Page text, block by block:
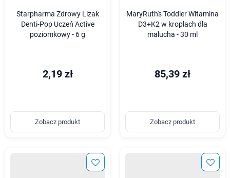
Starpharma Zdrowy Lizak
Denti-Pop Uczeń Active
poziomkowy - 6 g
2,19 zł
Zobacz produkt
MaryRuth's Toddler Witamina
D3+K2 w kroplach dla
malucha - 30 ml
85,39 zł
Zobacz produkt